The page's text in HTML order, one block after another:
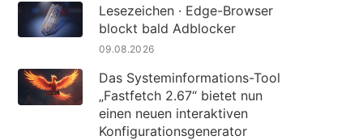
Lesezeichen · Edge-Browser
blockt bald Adblocker
09.08.2026
Das Systeminformations-Tool
„Fastfetch 2.67“ bietet nun
einen neuen interaktiven
Konfigurationsgenerator